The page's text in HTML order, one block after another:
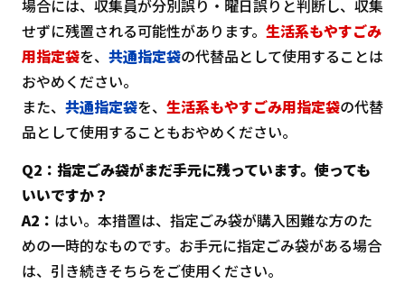
場合には、収集員が分別誤り・曜日誤りと判断し、収集
せずに残置される可能性があります。 生活系もやすごみ
用指定袋を、 共通指定袋の代替品として使用することは
おやめください。
また、 共通指定袋を、 生活系もやすごみ用指定袋の代替
品として使用することもおやめください。
Q2：指定ごみ袋がまだ手元に残っています。使っても
いいですか？
A2： はい。本措置は、指定ごみ袋が購入困難な方のた
めの一時的なものです。お手元に指定ごみ袋がある場合
は、引き続きそちらをご使用ください。